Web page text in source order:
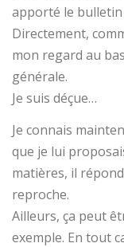
apporté le bulletin
Directement,
mon regard au
générale.
Je suis déçue…
Je connais
que je lui
matières, il
reproche.
Ailleurs, ça peut
exemple. En tout